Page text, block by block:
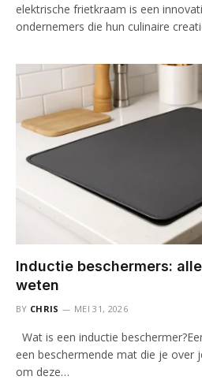
elektrische frietkraam is een
ondernemers die hun culinaire
Inductie beschermers:
weten
BY CHRIS MEI 31, 2026
Wat is een inductie
een beschermende mat die je over
om deze…